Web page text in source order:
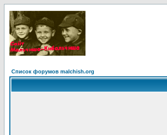
Список форумов malchish.org